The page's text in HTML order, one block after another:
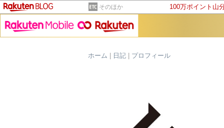
そのほか 100万ポイント山
ホーム 日記 プロフィール